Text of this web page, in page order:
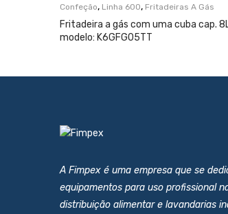
Confeção, Linha 600, Fritadeiras A Gás
Fritadeira a gás com uma cuba cap.
modelo: K6GFG05TT
A Fimpex é uma empresa que se
equipamentos para uso profissional
distribuição alimentar e lavandarias